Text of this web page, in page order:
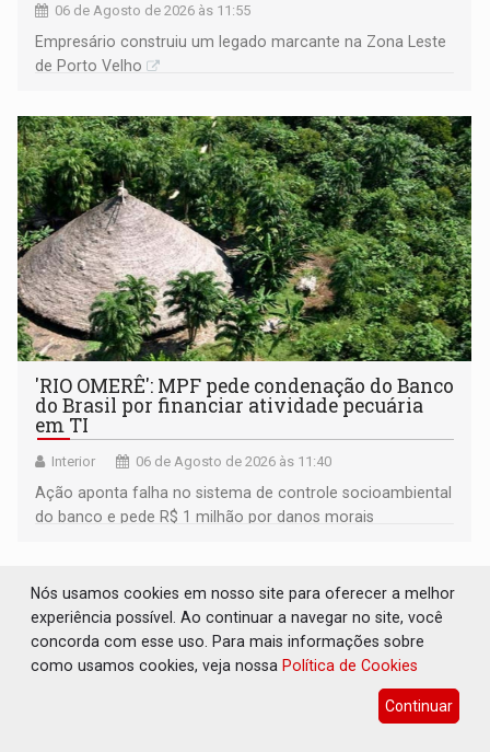
06 de Agosto de 2026 às 11:55
Empresário construiu um legado marcante na Zona Leste
de Porto Velho
'RIO OMERÊ': MPF pede condenação do Banco
do Brasil por financiar atividade pecuária
em TI
Interior 06 de Agosto de 2026 às 11:40
Ação aponta falha no sistema de controle socioambiental
do banco e pede R$ 1 milhão por danos morais
Nós usamos cookies em nosso site para oferecer a melhor
experiência possível. Ao continuar a navegar no site, você
concorda com esse uso. Para mais informações sobre
como usamos cookies, veja nossa Política de Cookies
Continuar